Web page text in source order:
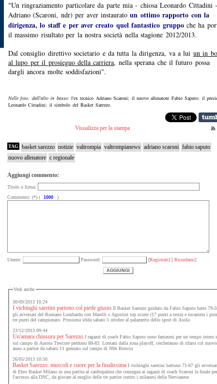
"Un ringraziamento particolare da parte mia - chiosa Leonardo Cittadini
Adriano (Scaroni, ndr) per aver instauratoun ottimo rapporto con la
dirigenza, lo staff e per aver creato quel fantastico gruppoche ha
il massimo risultato per la nostra società nella stagione 2012/2013.
Dal consiglio direttivo societario e da tutta la dirigenza, va a lui un in
al lupo per il prosieguo della carriera, nella sperana che il futuro possa
dargli ancora molte soddisfazioni".
Nelle foto, dall'alto in basso:l'ex tecnico Adriano Scaroni; il nuovo allenatore Fabio Saputo; il
Leonardo Cittadini; il simbolo del Basket Sarezzo.
Visualizza per la stampa
TAG basket sarezzo notizie valtrompia valtrompianews adriano scaroni fabio saputo
nuovo allenatore c regionale
Aggiungi commento:
Titolo o firma:
Commento: (*) (
)
Utente: Password: [Registrati] [ Ricordami]
Vedi anche
30/09/2013 10:24
I vichinghi saretini partono col piede giusto Il Basket Sarezzo guidato da Fabio Saputo batte 79-
gli avversari del Romano Lombardo con Marelli e Agostini top scorer (17 punti a testa) e incamera i
tre punti del campionato. Prossima sfida sabato 5 ottobre al palazzetto dello sport di Asola
23/12/2013 09:44
Un'amara chiusura per Sarezzo I ragazzi di coach Fabio Saputo sono fantasmi per un tempo intero
sul campo di Aurora Trescore perdono 88-83. Lontani dalla zona playoff, cercheranno di rifarsi col nuovo
anno a partire da sabato 11 gennaio sul campo di Nbb Brescia
26/05/2013 10:50
Basket Sarezzo: muscoli e cuore per la finalissima I vichinghi saretini battono 71-67 gli
di Ebro Basket Milano in una partita al cardiopalma che consegna ai ragazzi di coach Scaroni la finale
l'accesso alla DNC, da giocare al meglio delle tre partite contro i milanesi della Nervianese